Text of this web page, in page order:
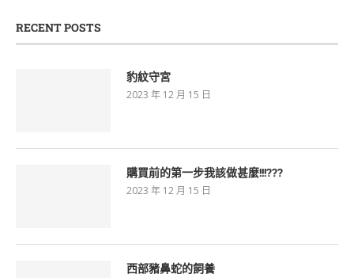
RECENT POSTS
豹紋守宮
2023 年 12 月 15 日
購買前的第一步我該做甚麼!!!???
2023 年 12 月 15 日
西部豬鼻蛇的飼養